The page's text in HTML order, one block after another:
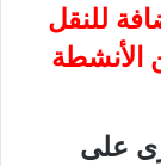
للنقل
الأنشطة
على